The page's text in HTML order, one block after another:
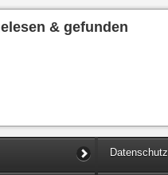
& gefunden
Datenschutz